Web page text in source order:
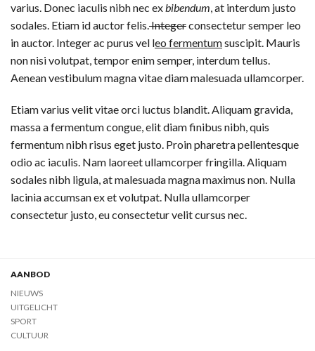
varius. Donec iaculis nibh nec exbibendum, at interdum justo
sodales. Etiam id auctor felis.Integerconsectetur semper leo
in auctor. Integer ac purus vel leo fermentumsuscipit. Mauris
non nisi volutpat, tempor enim semper, interdum tellus.
Aenean vestibulum magna vitae diam malesuada ullamcorper.
Etiam varius velit vitae orci luctus blandit. Aliquam gravida,
massa a fermentum congue, elit diam finibus nibh, quis
fermentum nibh risus eget justo. Proin pharetra pellentesque
odio ac iaculis. Nam laoreet ullamcorper fringilla. Aliquam
sodales nibh ligula, at malesuada magna maximus non. Nulla
lacinia accumsan ex et volutpat. Nulla ullamcorper
consectetur justo, eu consectetur velit cursus nec.
AANBOD
NIEUWS
UITGELICHT
SPORT
CULTUUR